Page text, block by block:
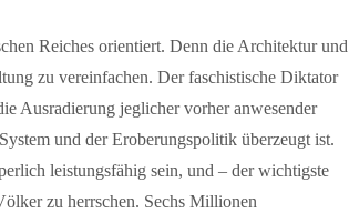
Reiches orientiert. Denn die Architektur und
zu vereinfachen. Der faschistische Diktator
Ausradierung jeglicher vorher anwesender
und der Eroberungspolitik überzeugt ist.
leistungsfähig sein, und – der wichtigste
zu herrschen. Sechs Millionen